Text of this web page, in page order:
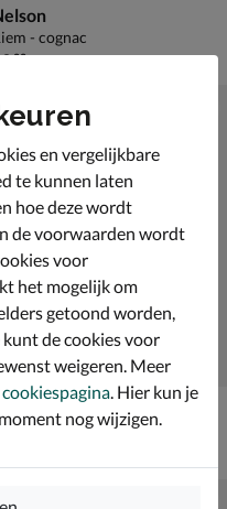
- cognac
49,99
,99
Van Lier Amailfi
Hoge nette schoenen - cognac
en vergelijkbare
te kunnen laten
hoe deze wordt
de voorwaarden wordt
voor
het mogelijk om
getoond worden,
de cookies voor
weigeren. Meer
cookiespagina. Hier kun je
nog wijzigen.